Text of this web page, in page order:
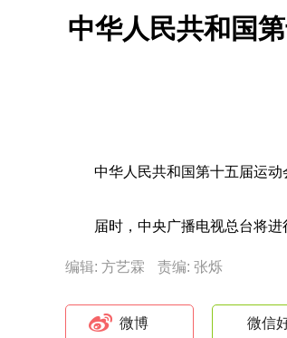
中华人民共和国
中华人民共和国第十五届运
届时，中央广播电视总台将进
编辑: 方艺霖 责编: 张烁
微博 微信